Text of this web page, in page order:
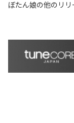
ぼたん娘の他のリリ